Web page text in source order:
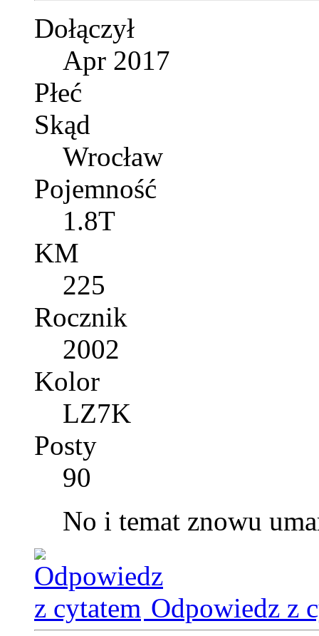
Dołączył
Apr 2017
Płeć
Skąd
Wrocław
Pojemność
1.8T
KM
225
Rocznik
2002
Kolor
LZ7K
Posty
90
No i temat znowu
Odpowiedz z